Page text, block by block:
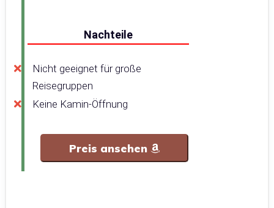
Nachteile
Nicht geeignet für große
Reisegruppen
Keine Kamin-Öffnung
Preis ansehen